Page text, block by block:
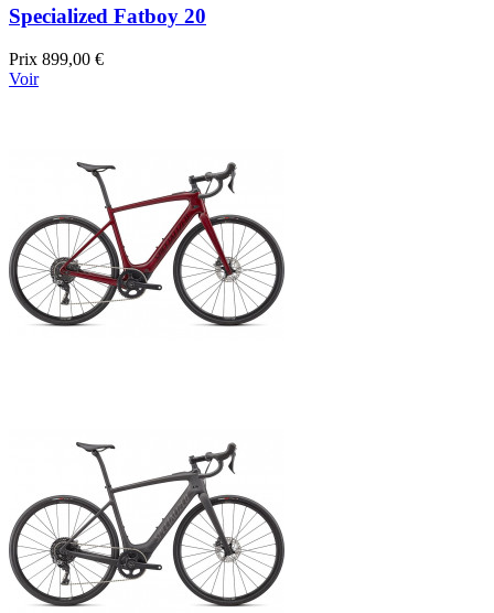
Specialized Fatboy 20
Prix 899,00 €
Voir